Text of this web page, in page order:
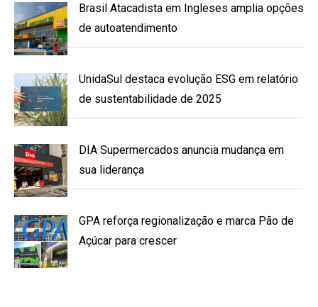
Brasil Atacadista em Ingleses amplia opções
de autoatendimento
UnidaSul destaca evolução ESG em relatório
de sustentabilidade de 2025
DIA Supermercados anuncia mudança em
sua liderança
GPA reforça regionalização e marca Pão de
Açúcar para crescer